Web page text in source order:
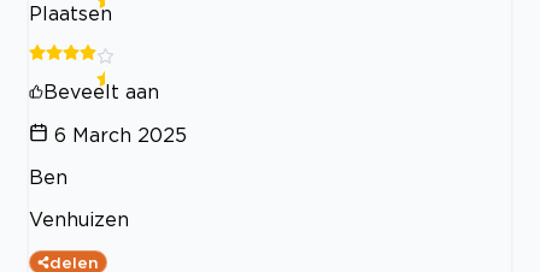
Plaatsen
Beveelt aan
6 March 2025
Ben
Venhuizen
delen